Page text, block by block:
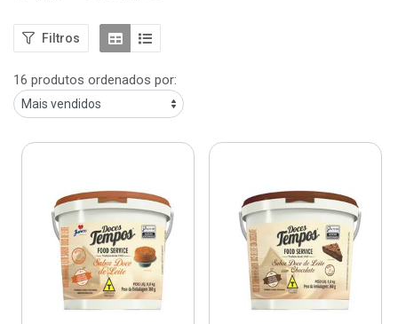
Filtros
16 produtos ordenados por: